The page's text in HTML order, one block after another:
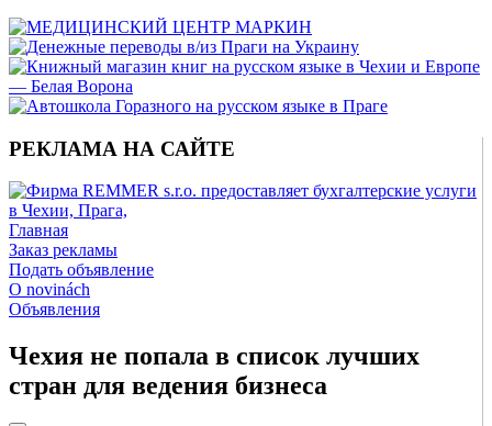
РЕКЛАМА НА САЙТЕ
Главная
Заказ рекламы
Подать объявление
O novinách
Объявления
Чехия не попала в список лучших
стран для ведения бизнеса